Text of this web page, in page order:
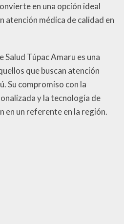
en una opción ideal
atención médica de calidad en
Salud Túpac Amaru es una
que buscan atención
Su compromiso con la
y la tecnología de
en un referente en la región.